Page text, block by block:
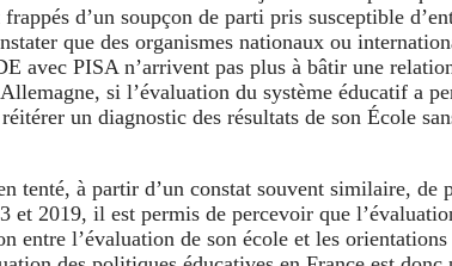
d’un soupçon de parti pris susceptible
que des organismes nationaux ou
avec PISA n’arrivent pas plus à bâtir une
si l’évaluation du système éducatif a
un diagnostic des résultats de son École
tenté, à partir d’un constat souvent similaire, de
et 2019, il est permis de percevoir que
entre l’évaluation de son école et les